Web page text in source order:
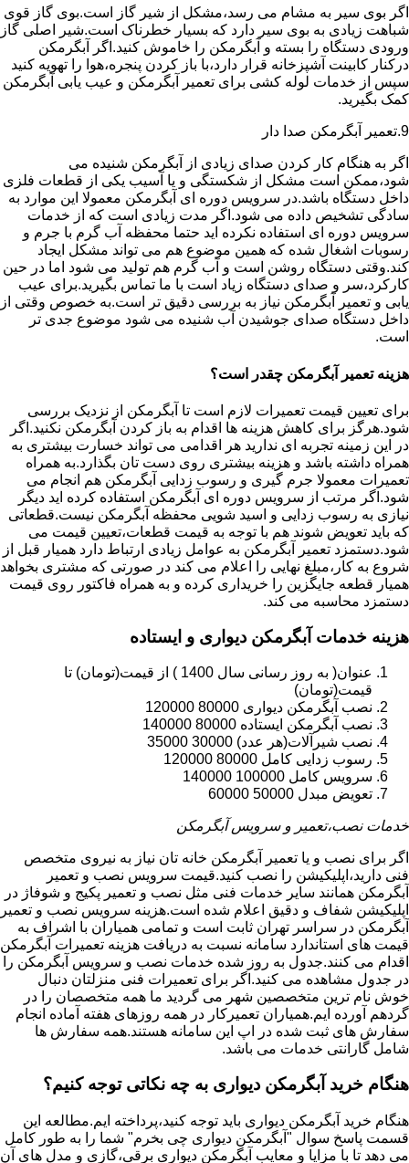
اگر بوی سیر به مشام می رسد،مشکل از شیر گاز است.بوی گاز قوی
شباهت زیادی به بوی سیر دارد که بسیار خطرناک است.شیر اصلی گاز
ورودی دستگاه را بسته و آبگرمکن را خاموش کنید.اگر آبگرمکن
درکنار کابینت آشپزخانه قرار دارد،با باز کردن پنجره،هوا را تهویه کنید
سپس از خدمات لوله کشی برای تعمیر آبگرمکن و عیب یابی آبگرمکن
کمک بگیرید.
9.تعمیر آبگرمکن صدا دار
اگر به هنگام کار کردن صدای زیادی از آبگرمکن شنیده می
شود،ممکن است مشکل از شکستگی و یا آسیب یکی از قطعات فلزی
داخل دستگاه باشد.در سرویس دوره ای آبگرمکن معمولا این موارد به
سادگی تشخیص داده می شود.اگر مدت زیادی است که از خدمات
سرویس دوره ای استفاده نکرده اید حتما محفظه آب گرم با جرم و
رسوبات اشغال شده که همین موضوع هم می تواند مشکل ایجاد
کند.وقتی دستگاه روشن است و آب گرم هم تولید می شود اما در حین
کارکرد،سر و صدای دستگاه زیاد است با ما تماس بگیرید.برای عیب
یابی و تعمیر آبگرمکن نیاز به بررسی دقیق تر است.به خصوص وقتی از
داخل دستگاه صدای جوشیدن آب شنیده می شود موضوع جدی تر
است.
هزینه تعمیر آبگرمکن چقدر است؟
برای تعیین قیمت تعمیرات لازم است تا آبگرمکن از نزدیک بررسی
شود.هرگز برای کاهش هزینه ها اقدام به باز کردن آبگرمکن نکنید.اگر
در این زمینه تجربه ای ندارید هر اقدامی می تواند خسارت بیشتری به
همراه داشته باشد و هزینه بیشتری روی دست تان بگذارد.به همراه
تعمیرات معمولا جرم گیری و رسوب زدایی آبگرمکن هم انجام می
شود.اگر مرتب از سرویس دوره ای آبگرمکن استفاده کرده اید دیگر
نیازی به رسوب زدایی و اسید شویی محفظه آبگرمکن نیست.قطعاتی
که باید تعویض شوند هم با توجه به قیمت قطعات،تعیین قیمت می
شود.دستمزد تعمیر آبگرمکن به عوامل زیادی ارتباط دارد همیار قبل از
شروع به کار،مبلغ نهایی را اعلام می کند در صورتی که مشتری بخواهد
همیار قطعه جایگزین را خریداری کرده و به همراه فاکتور روی قیمت
دستمزد محاسبه می کند.
هزینه خدمات آبگرمکن دیواری و ایستاده
عنوان( به روز رسانی سال 1400 ) از قیمت(تومان) تا
قیمت(تومان)
نصب آبگرمکن دیواری 80000 120000
نصب آبگرمکن ایستاده 80000 140000
نصب شیرآلات(هر عدد) 30000 35000
رسوب زدایی کامل 80000 120000
سرویس کامل 100000 140000
تعویض مبدل 50000 60000
خدمات نصب،تعمیر و سرویس آبگرمکن
اگر برای نصب و یا تعمیر آبگرمکن خانه تان نیاز به نیروی متخصص
فنی دارید،اپلیکیشن را نصب کنید.قیمت سرویس نصب و تعمیر
آبگرمکن همانند سایر خدمات فنی مثل نصب و تعمیر پکیج و شوفاژ در
اپلیکیشن شفاف و دقیق اعلام شده است.هزینه سرویس نصب و تعمیر
آبگرمکن در سراسر تهران ثابت است و تمامی همیاران با اشراف به
قیمت های استاندارد سامانه نسبت به دریافت هزینه تعمیرات آبگرمکن
اقدام می کنند.جدول به روز شده خدمات نصب و سرویس آبگرمکن را
در جدول مشاهده می کنید.اگر برای تعمیرات فنی منزلتان دنبال
خوش نام ترین متخصصین شهر می گردید ما همه متخصصان را در
گردهم آورده ایم.همیاران تعمیرکار در همه روزهای هفته آماده انجام
سفارش های ثبت شده در اپ این سامانه هستند.همه سفارش ها
شامل گارانتی خدمات می باشد.
هنگام خرید آبگرمکن دیواری به چه نکاتی توجه کنیم؟
هنگام خرید آبگرمکن دیواری باید توجه کنید،پرداخته ایم.مطالعه این
قسمت پاسخ سوال "آبگرمکن دیواری چی بخرم" شما را به طور کامل
می دهد تا با مزایا و معایب آبگرمکن دیواری برقی،گازی و مدل های آن